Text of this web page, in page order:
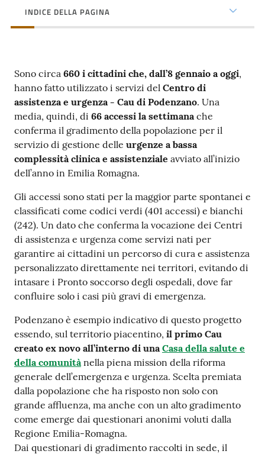
territorio
Studiare
a
Piacenza
Costruiamo
Salute
Novità
Scuole
Imprese
Seguici
su
INDICE DELLA PAGINA
Sono circa 660 i cittadini che, dall’8 gennaio a oggi,
hanno fatto utilizzato i servizi del Centro di
assistenza e urgenza - Cau di Podenzano. Una
media, quindi, di 66 accessi la settimanache
conferma il gradimento della popolazione per il
servizio di gestione delle urgenze a bassa
complessità clinica e assistenziale avviato all’inizio
dell’anno in Emilia Romagna.
Gli accessi sono stati per la maggior parte spontanei e
classificati come codici verdi (401 accessi) e bianchi
(242). Un dato che conferma la vocazione dei Centri
di assistenza e urgenza come servizi nati per
garantire ai cittadini un percorso di cura e assistenza
personalizzato direttamente nei territori, evitando di
intasare i Pronto soccorso degli ospedali, dove far
confluire solo i casi più gravi di emergenza.
Podenzano è esempio indicativo di questo progetto
essendo, sul territorio piacentino, il primo Cau
creato ex novo all’interno di unaCasa della salute e
della comunitànella piena mission della riforma
generale dell’emergenza e urgenza. Scelta premiata
dalla popolazione che ha risposto non solo con
grande affluenza, ma anche con un alto gradimento
come emerge dai questionari anonimi voluti dalla
Regione Emilia-Romagna.
Dai questionari di gradimento raccolti in sede, il